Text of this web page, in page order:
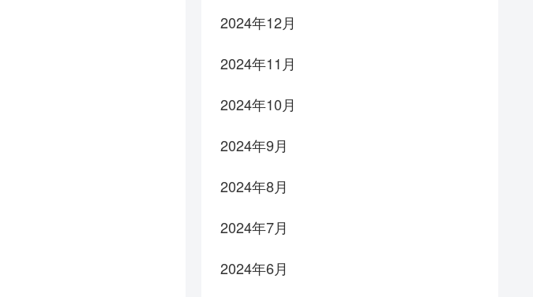
2024年12月
2024年11月
2024年10月
2024年9月
2024年8月
2024年7月
2024年6月